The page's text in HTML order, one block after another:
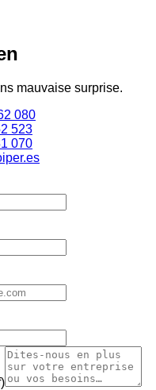
mauvaise surprise.
080
523
070